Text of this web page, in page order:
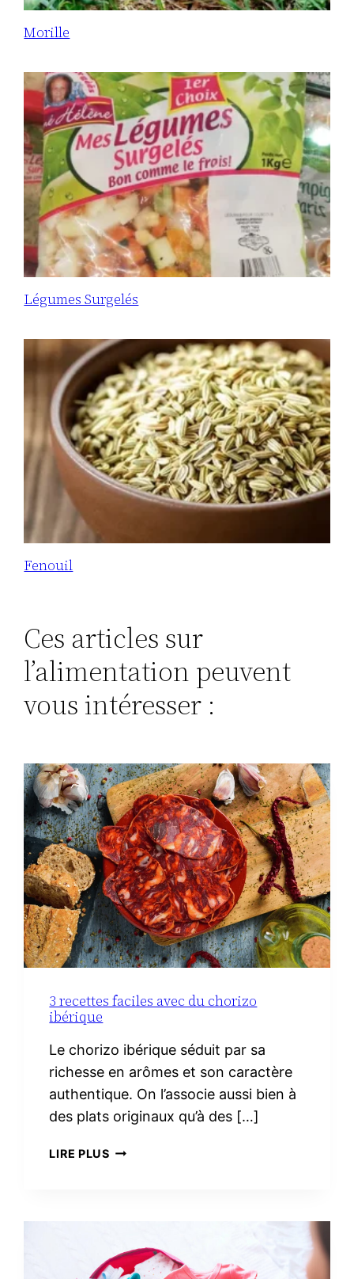
Morille
Légumes Surgelés
Fenouil
Ces articles sur
l’alimentation peuvent
vous intéresser :
3 recettes faciles avec du chorizo
ibérique
Le chorizo ibérique séduit par sa
richesse en arômes et son caractère
authentique. On l’associe aussi bien à
des plats originaux qu’à des […]
LIRE PLUS3
IBÉRIQUE